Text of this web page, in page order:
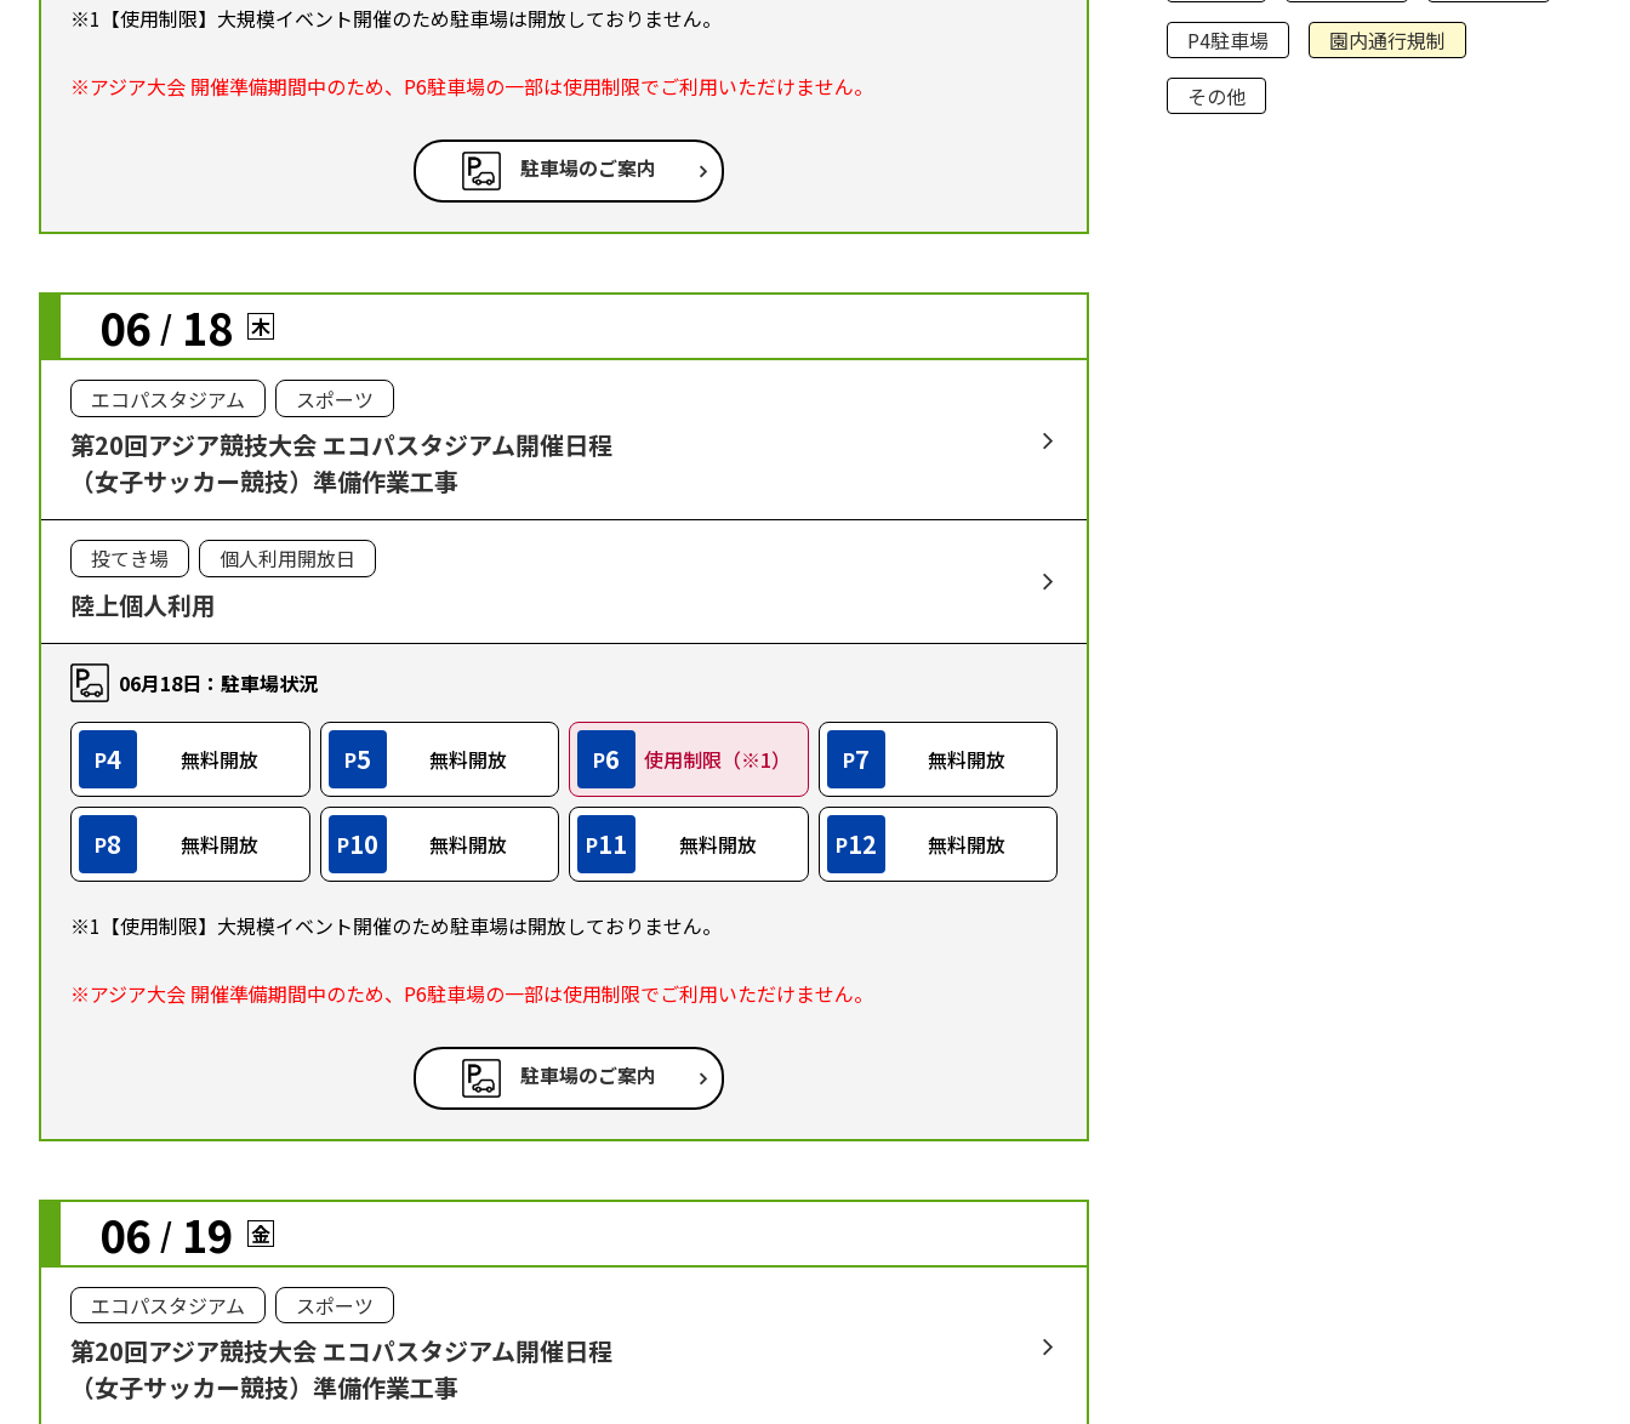
※1【使用制限】大規模イベント開催のため駐車場は開放しておりません。
※アジア大会 開催準備期間中のため、P6駐車場の一部は使用制限でご利用いただけません。
駐車場のご案内
06 / 18 木
エコパスタジアム スポーツ
第20回アジア競技大会 エコパスタジアム開催日程
（女子サッカー競技）準備作業工事
投てき場 個人利用開放日
陸上個人利用
06月18日：駐車場状況
P4 無料開放 P5 無料開放 P6 使用制限（※1） P7 無料開放
P8 無料開放 P10 無料開放 P11 無料開放 P12 無料開放
※1【使用制限】大規模イベント開催のため駐車場は開放しておりません。
※アジア大会 開催準備期間中のため、P6駐車場の一部は使用制限でご利用いただけません。
駐車場のご案内
06 / 19 金
エコパスタジアム スポーツ
第20回アジア競技大会 エコパスタジアム開催日程
（女子サッカー競技）準備作業工事
P4駐車場
園内通行規制
その他